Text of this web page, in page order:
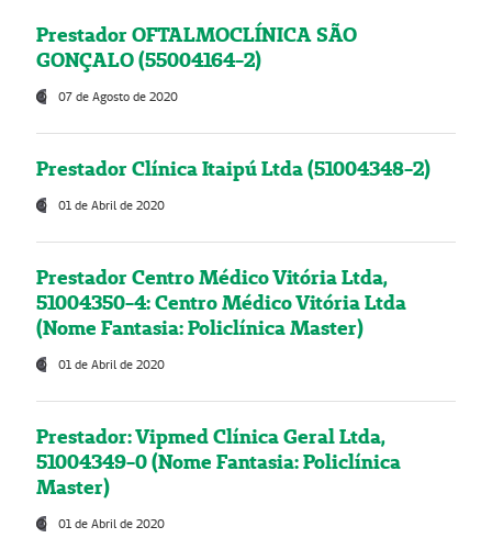
Prestador OFTALMOCLÍNICA SÃO
GONÇALO (55004164-2)
07 de Agosto de 2020
Prestador Clínica Itaipú Ltda (51004348-2)
01 de Abril de 2020
Prestador Centro Médico Vitória Ltda,
51004350-4: Centro Médico Vitória Ltda
(Nome Fantasia: Policlínica Master)
01 de Abril de 2020
Prestador: Vipmed Clínica Geral Ltda,
51004349-0 (Nome Fantasia: Policlínica
Master)
01 de Abril de 2020